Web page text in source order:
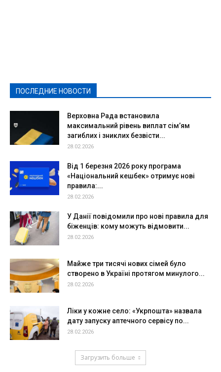
ПОСЛЕДНИЕ НОВОСТИ
Верховна Рада встановила
максимальний рівень виплат сім’ям
загиблих і зниклих безвісти...
28.02.2026
Від 1 березня 2026 року програма
«Національний кешбек» отримує нові
правила:...
28.02.2026
У Данії повідомили про нові правила для
біженців: кому можуть відмовити...
28.02.2026
Майже три тисячі нових сімей було
створено в Україні протягом минулого...
28.02.2026
Ліки у кожне село: «Укрпошта» назвала
дату запуску аптечного сервісу по...
28.02.2026
Загрузить больше